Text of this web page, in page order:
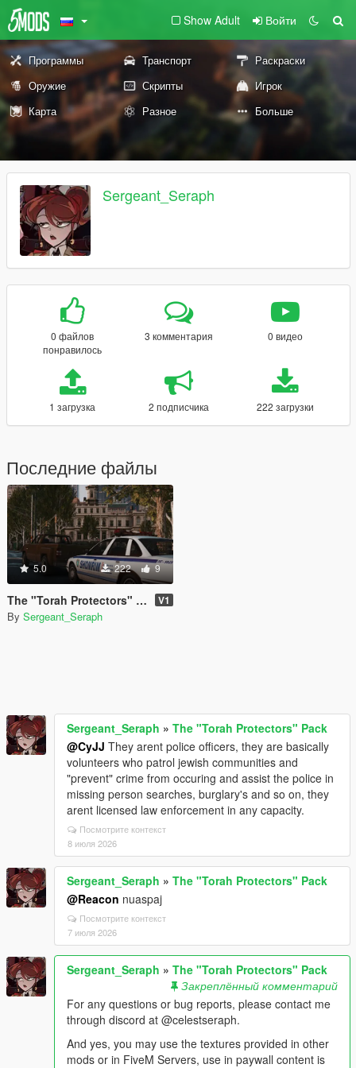
Show Adult Войти
Программы Транспорт
Раскраски
Оружие
Скрипты
Игрок
Карта
Разное Больше
Sergeant_Seraph
0 файлов
понравилось
3 комментария 0 видео
1 загрузка 2 подписчика 222 загрузки
Последние файлы
5.0 222 9
The "Torah Protectors" Pack V1
By Sergeant_Seraph
Sergeant_Seraph » The "Torah Protectors" Pack
@CyJJ They arent police officers, they are basically
volunteers who patrol jewish communities and
"prevent" crime from occuring and assist the police in
missing person searches, burglary's and so on, they
arent licensed law enforcement in any capacity.
Посмотрите контекст
8 июля 2026
Sergeant_Seraph » The "Torah Protectors" Pack
@Reacon nuaspaj
Посмотрите контекст
7 июля 2026
Sergeant_Seraph » The "Torah Protectors" Pack
Закреплённый комментарий
For any questions or bug reports, please contact me
through discord at @celestseraph.
And yes, you may use the textures provided in other
mods or in FiveM Servers, use in paywall content is